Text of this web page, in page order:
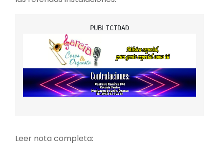
Leer nota completa: